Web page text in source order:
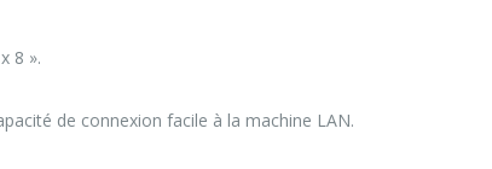
8 ».
de connexion facile à la machine LAN.